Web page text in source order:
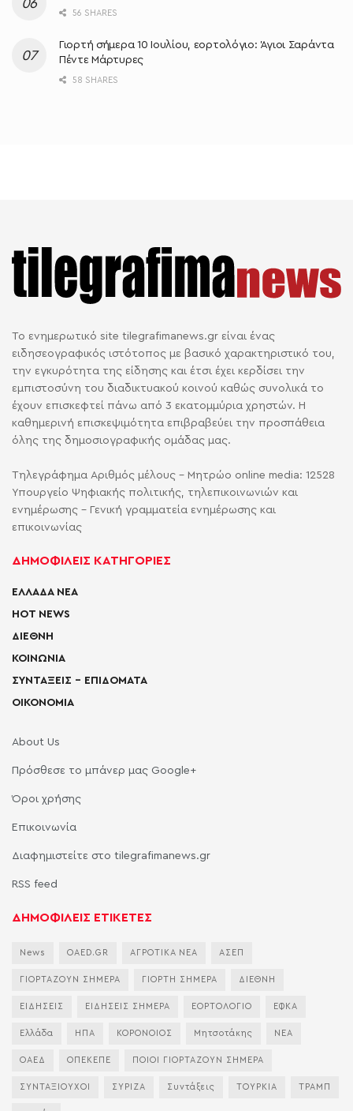
56 SHARES
Γιορτή σήμερα 10 Ιουλίου, εορτολόγιο: Άγιοι Σαράντα
Πέντε Μάρτυρες
58 SHARES
Το ενημερωτικό site tilegrafimanews.gr είναι ένας
ειδησεογραφικός ιστότοπος με βασικό χαρακτηριστικό του,
την εγκυρότητα της είδησης και έτσι έχει κερδίσει την
εμπιστοσύνη του διαδικτυακού κοινού καθώς συνολικά το
έχουν επισκεφτεί πάνω από 3 εκατομμύρια χρηστών. Η
καθημερινή επισκεψιμότητα επιβραβεύει την προσπάθεια
όλης της δημοσιογραφικής ομάδας μας.
Τηλεγράφημα Αριθμός μέλους - Μητρώο online media: 12528
Υπουργείο Ψηφιακής πολιτικής, τηλεπικοινωνιών και
ενημέρωσης - Γενική γραμματεία ενημέρωσης και
επικοινωνίας
ΔΗΜΟΦΙΛΕΙΣ ΚΑΤΗΓΟΡΙΕΣ
ΕΛΛΑΔΑ ΝΕΑ
HOT NEWS
ΔΙΕΘΝΗ
ΚΟΙΝΩΝΙΑ
ΣΥΝΤΑΞΕΙΣ – ΕΠΙΔΟΜΑΤΑ
ΟΙΚΟΝΟΜΙΑ
About Us
Πρόσθεσε το μπάνερ μας Google+
Όροι χρήσης
Επικοινωνία
Διαφημιστείτε στο tilegrafimanews.gr
RSS feed
ΔΗΜΟΦΙΛΕΙΣ ΕΤΙΚΕΤΕΣ
News OAED.GR ΑΓΡΟΤΙΚΑ ΝΕΑ ΑΣΕΠ
ΓΙΟΡΤΑΖΟΥΝ ΣΗΜΕΡΑ ΓΙΟΡΤΗ ΣΗΜΕΡΑ ΔΙΕΘΝΗ
ΕΙΔΗΣΕΙΣ ΕΙΔΗΣΕΙΣ ΣΗΜΕΡΑ ΕΟΡΤΟΛΟΓΙΟ ΕΦΚΑ
Ελλάδα ΗΠΑ ΚΟΡΟΝΟΙΟΣ Μητσοτάκης ΝΕΑ
ΟΑΕΔ ΟΠΕΚΕΠΕ ΠΟΙΟΙ ΓΙΟΡΤΑΖΟΥΝ ΣΗΜΕΡΑ
ΣΥΝΤΑΞΙΟΥΧΟΙ ΣΥΡΙΖΑ Συντάξεις ΤΟΥΡΚΙΑ ΤΡΑΜΠ